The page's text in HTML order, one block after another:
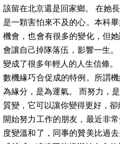
該留在北京還是回家鄉。 在她
是一顆害怕來不及的心。本科
機會，也會有很多的變化，但
會讓自己掉隊落伍，影響一生。
變成了很多年輕人的人生信條
數機緣巧合促成的特例。所謂
為緣分，是為運氣。 而努力，
質變，它可以讓你變得更好，
開始努力工作的朋友，最近非
度變溫和了，同事的贊美比過